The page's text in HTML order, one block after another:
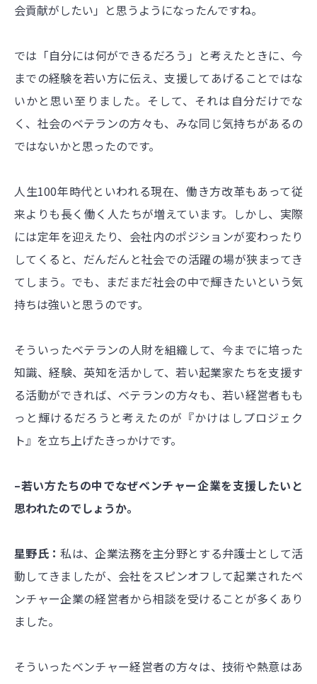
会貢献がしたい」と思うようになったんですね。
では「自分には何ができるだろう」と考えたときに、今
までの経験を若い方に伝え、支援してあげることではな
いかと思い至りました。そして、それは自分だけでな
く、社会のベテランの方々も、みな同じ気持ちがあるの
ではないかと思ったのです。
人生100年時代といわれる現在、働き方改革もあって従
来よりも長く働く人たちが増えています。しかし、実際
には定年を迎えたり、会社内のポジションが変わったり
してくると、だんだんと社会での活躍の場が狭まってき
てしまう。でも、まだまだ社会の中で輝きたいという気
持ちは強いと思うのです。
そういったベテランの人財を組織して、今までに培った
知識、経験、英知を活かして、若い起業家たちを支援す
る活動ができれば、ベテランの方々も、若い経営者もも
っと輝けるだろうと考えたのが『かけはしプロジェク
ト』を立ち上げたきっかけです。
–若い方たちの中でなぜベンチャー企業を支援したいと
思われたのでしょうか。
星野氏：私は、企業法務を主分野とする弁護士として活
動してきましたが、会社をスピンオフして起業されたベ
ンチャー企業の経営者から相談を受けることが多くあり
ました。
そういったベンチャー経営者の方々は、技術や熱意はあ